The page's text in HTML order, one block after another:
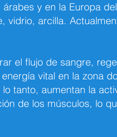
y en la Europa
arcilla.
el flujo de sangre,
vital en la zona
tanto, aumentan la
de los músculos, lo